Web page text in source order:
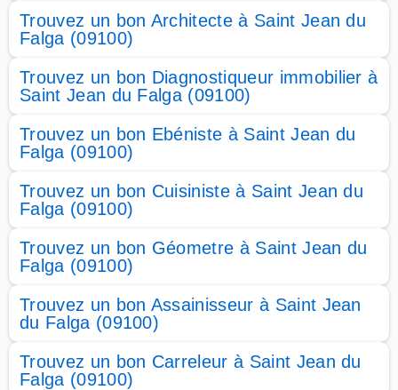
Trouvez un bon Architecte à Saint Jean du
Falga (09100)
Trouvez un bon Diagnostiqueur immobilier à
Saint Jean du Falga (09100)
Trouvez un bon Ebéniste à Saint Jean du
Falga (09100)
Trouvez un bon Cuisiniste à Saint Jean du
Falga (09100)
Trouvez un bon Géometre à Saint Jean du
Falga (09100)
Trouvez un bon Assainisseur à Saint Jean
du Falga (09100)
Trouvez un bon Carreleur à Saint Jean du
Falga (09100)